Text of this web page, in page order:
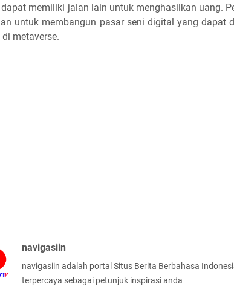
memiliki jalan lain untuk menghasilkan uang.
untuk membangun pasar seni digital yang dapat
metaverse.
navigasiin
navigasiin adalah portal Situs Berita Berbahasa
terpercaya sebagai petunjuk inspirasi anda